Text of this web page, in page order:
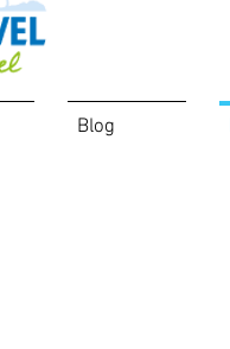
Blog